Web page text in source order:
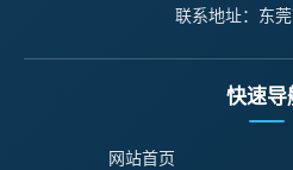
联系地址：东
快速导
网站首页